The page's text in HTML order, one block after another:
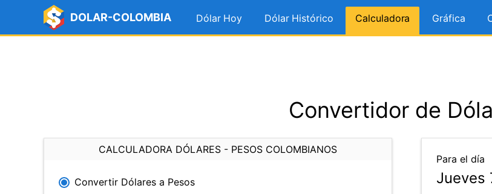
DOLAR-COLOMBIA Dólar Hoy Dólar Histórico Calculadora Gráfica
Convertidor de
CALCULADORA DÓLARES - PESOS COLOMBIANOS
Convertir Dólares a Pesos
Para el día
Jueves